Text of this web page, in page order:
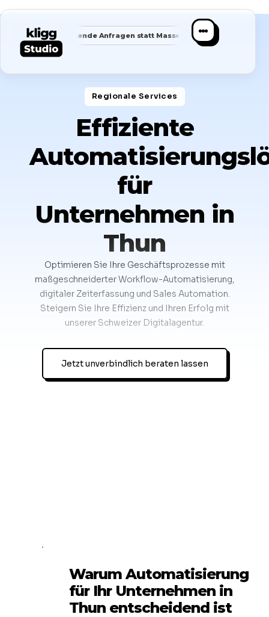
Passende Anfragen statt Masse ✦ Saubere Positionierung
Regionale Services​
Effiziente
für
Unternehmen in
Thun
Optimieren Sie Ihre Geschäftsprozesse mit
maßgeschneiderter Workflow-Automatisierung,
digitaler Zeiterfassung und Sales Automation.
Steigern Sie Ihre Effizienz und Ihren Erfolg mit
unserer Schweizer Digitalagentur.
Jetzt unverbindlich beraten lassen
Warum Automatisierung
für Ihr Unternehmen in
Thun entscheidend ist